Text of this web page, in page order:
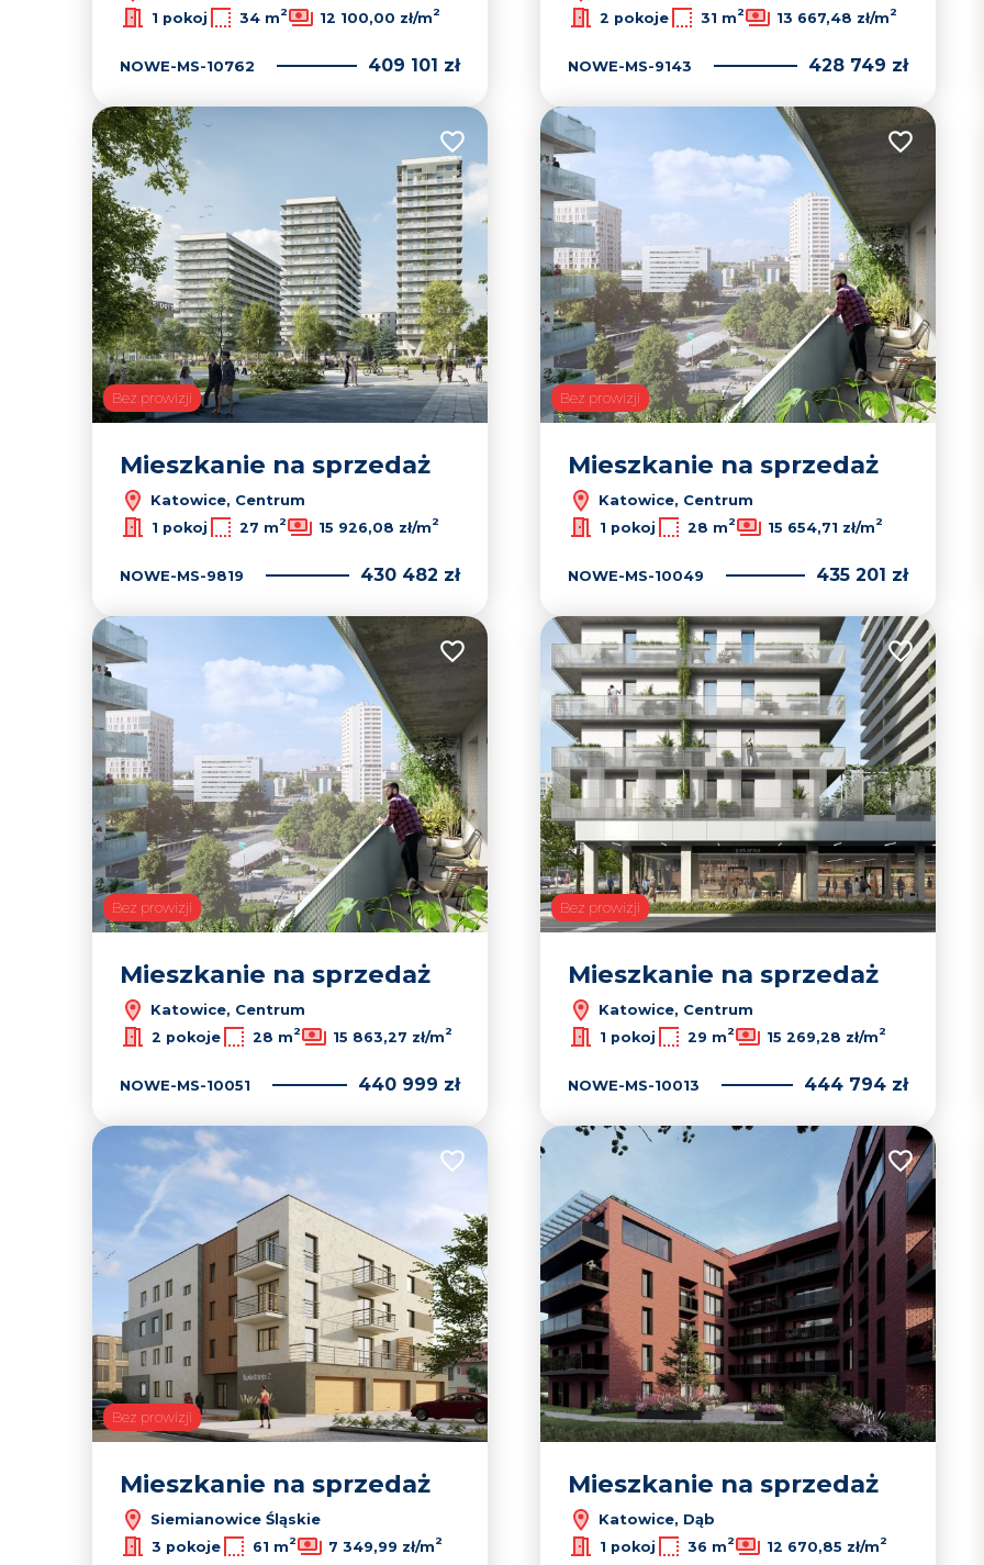
1 pokoj 34 m2 12 100,00 zł/m2
NOWE-MS-10762 409 101 zł
2 pokoje 31 m2 13 667,48 zł/m2
NOWE-MS-9143 428 749 zł
Bez prowizji
Dodaj do ulubionych
Mieszkanie na sprzedaż
Katowice, Centrum
1 pokoj 27 m2 15 926,08 zł/m2
NOWE-MS-9819 430 482 zł
Bez prowizji
Dodaj do
Mieszkanie na sprzedaż
Katowice, Centrum
1 pokoj 28 m2 15 654,71 zł/m2
NOWE-MS-10049 435 201 zł
Bez prowizji
Dodaj do ulubionych
Mieszkanie na sprzedaż
Katowice, Centrum
2 pokoje 28 m2 15 863,27 zł/m2
NOWE-MS-10051 440 999 zł
Bez prowizji
Dodaj do
Mieszkanie na sprzedaż
Katowice, Centrum
1 pokoj 29 m2 15 269,28 zł/m2
NOWE-MS-10013 444 794 zł
Bez prowizji
Dodaj do ulubionych
Mieszkanie na sprzedaż
Siemianowice Śląskie
3 pokoje 61 m2 7 349,99 zł/m2
Dodaj do
Mieszkanie na sprzedaż
Katowice, Dąb
1 pokoj 36 m2 12 670,85 zł/m2